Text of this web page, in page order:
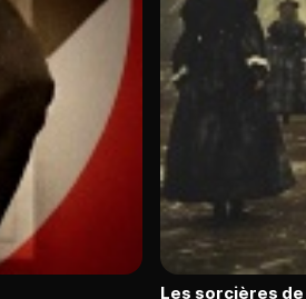
Les sorcières